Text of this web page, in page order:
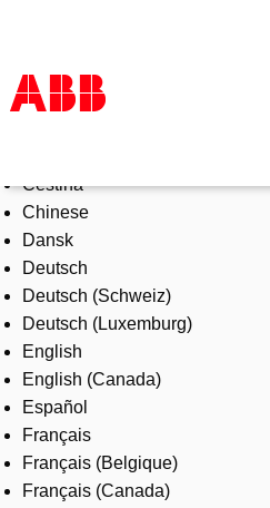
Products & Solutions
Industries
Services
About us
Where to buy
Contact us
Careers
Čeština
Chinese
Dansk
Deutsch
Deutsch (Schweiz)
Deutsch (Luxemburg)
English
English (Canada)
Español
Français
Français (Belgique)
Français (Canada)